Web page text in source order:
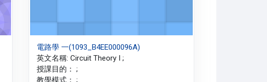
電路學 一(1093_B4EE000096A)
英文名稱: Circuit Theory I ;
授課目的： ;
教學模式： ;